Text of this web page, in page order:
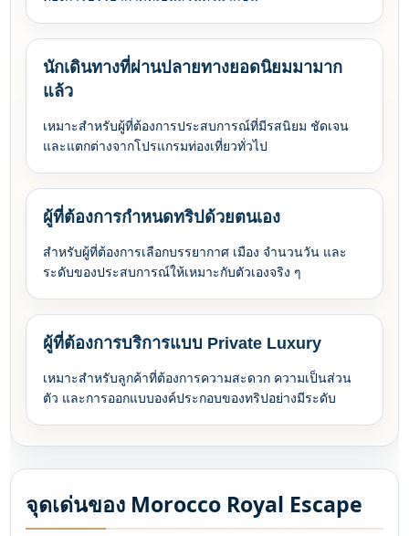
นักเดินทางที่ผ่านปลายทางยอดนิยมมามาก
แล้ว
เหมาะสำหรับผู้ที่ต้องการประสบการณ์ที่มีรสนิยม ชัดเจน
และแตกต่างจากโปรแกรมท่องเที่ยวทั่วไป
ผู้ที่ต้องการกำหนดทริปด้วยตนเอง
สำหรับผู้ที่ต้องการเลือกบรรยากาศ เมือง จำนวนวัน และ
ระดับของประสบการณ์ให้เหมาะกับตัวเองจริง ๆ
ผู้ที่ต้องการบริการแบบ Private Luxury
เหมาะสำหรับลูกค้าที่ต้องการความสะดวก ความเป็นส่วน
ตัว และการออกแบบองค์ประกอบของทริปอย่างมีระดับ
จุดเด่นของ Morocco Royal Escape